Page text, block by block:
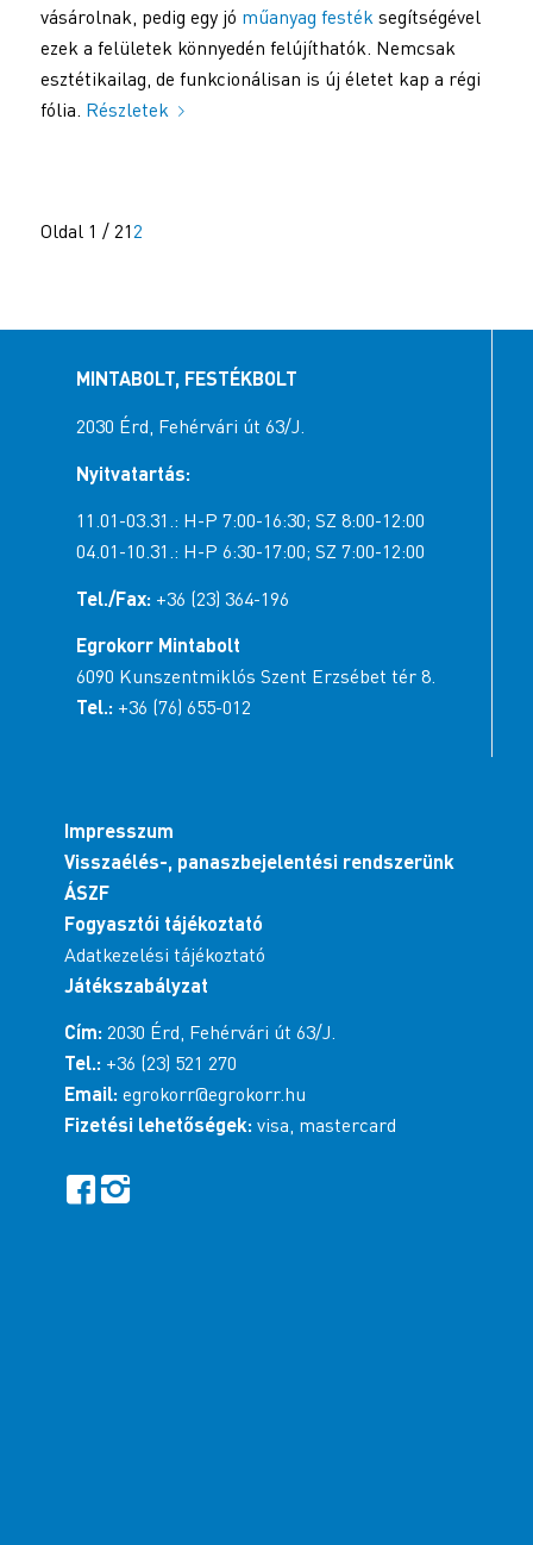
vásárolnak, pedig egy jó műanyag festéksegítségével
ezek a felületek könnyedén felújíthatók. Nemcsak
esztétikailag, de funkcionálisan is új életet kap a régi
fólia. Részletek
Oldal 1 / 21 2
MINTABOLT, FESTÉKBOLT
2030 Érd, Fehérvári út 63/J.
Nyitvatartás:
11.01-03.31.: H-P 7:00-16:30; SZ 8:00-12:00
04.01-10.31.: H-P 6:30-17:00; SZ 7:00-12:00
Tel./Fax: +36 (23) 364-196
Egrokorr Mintabolt
6090 Kunszentmiklós Szent Erzsébet tér 8.
Tel.: +36 (76) 655-012
Impresszum
Visszaélés-, panaszbejelentési rendszerünk
ÁSZF
Fogyasztói tájékoztató
Adatkezelési tájékoztató
Játékszabályzat
Cím: 2030 Érd, Fehérvári út 63/J.
Tel.: +36 (23) 521 270
Email: egrokorr@egrokorr.hu
Fizetési lehetőségek: visa, mastercard